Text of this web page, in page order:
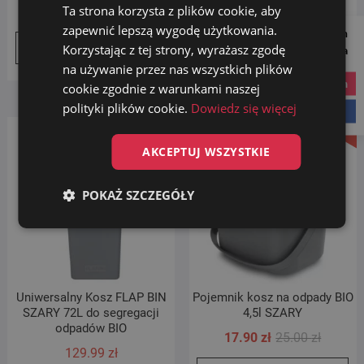
79.99zł
Dodaj do koszyka
129.99
Dodaj do koszyka
Uniwersalny Kosz FLAP BIN
SZARY 72L do segregacji
odpadów BIO
129.99 zł
Promocja!
Pojemnik kosz na odpady BIO
4,5l SZARY
25.00zł
cena
17.90zł
cena
Follow us on
Social Media
instagram
Ta strona korzysta z plików cookie, aby
zapewnić lepszą wygodę użytkowania.
Korzystając z tej strony, wyrażasz zgodę
na używanie przez nas wszystkich plików
cookie zgodnie z warunkami naszej
polityki plików cookie. Dowiedz się więcej
AKCEPTUJ WSZYSTKIE
POKAŻ SZCZEGÓŁY